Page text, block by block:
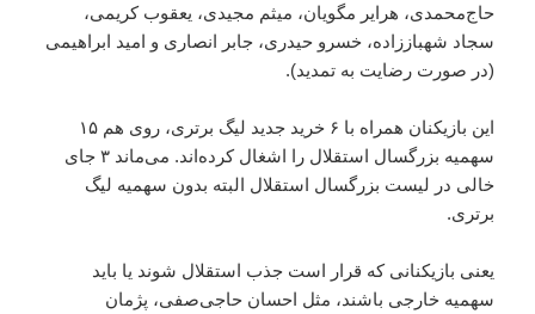
حاج‌محمدی، هرایر مگویان، میثم مجیدی، یعقوب کریمی،
سجاد شهباززاده، خسرو حیدری، جابر انصاری و امید ابراهیمی
(در صورت رضایت به تمدید).
این بازیکنان همراه با ۶ خرید جدید لیگ برتری، روی هم ۱۵
سهمیه بزرگسال استقلال را اشغال کرده‌اند. می‌ماند ۳ جای
خالی در لیست بزرگسال استقلال البته بدون سهمیه لیگ
برتری.
یعنی بازیکنانی که قرار است جذب استقلال شوند یا باید
سهمیه خارجی باشند، مثل احسان حاجی‌صفی، پژمان